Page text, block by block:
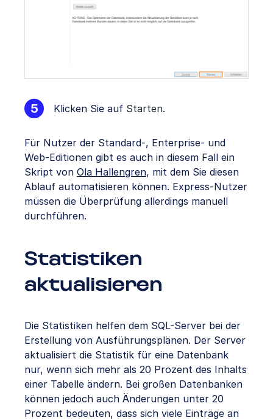
Klicken Sie auf Starten.
Für Nutzer der Standard-, Enterprise- und
Web-Editionen gibt es auch in diesem Fall ein
Skript von Ola Hallengren, mit dem Sie diesen
Ablauf automatisieren können. Express-Nutzer
müssen die Überprüfung allerdings manuell
durchführen.
Statistiken
aktualisieren
Die Statistiken helfen dem SQL-Server bei der
Erstellung von Ausführungsplänen. Der Server
aktualisiert die Statistik für eine Datenbank
nur, wenn sich mehr als 20 Prozent des Inhalts
einer Tabelle ändern. Bei großen Datenbanken
können jedoch auch Änderungen unter 20
Prozent bedeuten, dass sich viele Einträge an